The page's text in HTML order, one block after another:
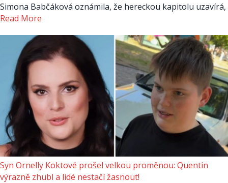
Simona Babčáková oznámila, že hereckou kapitolu uzavírá,
Read More
Syn Ornelly Koktové prošel velkou proměnou: Quentin
výrazně zhubl a lidé nestačí žasnout!